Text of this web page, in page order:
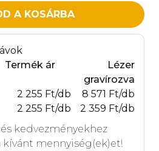
A KOSÁRBA
Termék ár
Lézer
gravírozva
2 255 Ft/db
8 571 Ft/db
2 255 Ft/db
2 359 Ft/db
kedvezményekhez
mennyiség(ek)et!